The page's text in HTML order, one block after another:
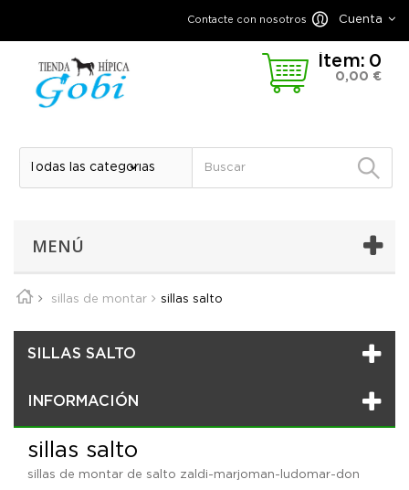
Cuenta
Contacte con nosotros
Ítem: 0
0,00 €
MENÚ
sillas de montar sillas salto
SILLAS SALTO
INFORMACIÓN
sillas salto
sillas de montar de salto zaldi-marjoman-ludomar-don